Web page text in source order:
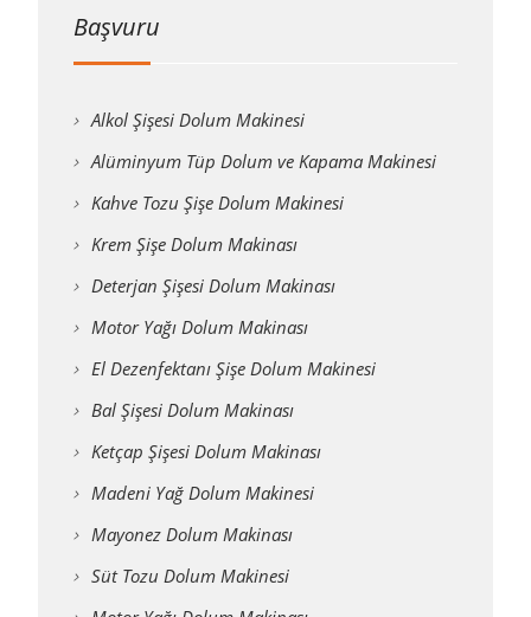
Başvuru
Alkol Şişesi Dolum Makinesi
Alüminyum Tüp Dolum ve Kapama Makinesi
Kahve Tozu Şişe Dolum Makinesi
Krem Şişe Dolum Makinası
Deterjan Şişesi Dolum Makinası
Motor Yağı Dolum Makinası
El Dezenfektanı Şişe Dolum Makinesi
Bal Şişesi Dolum Makinası
Ketçap Şişesi Dolum Makinası
Madeni Yağ Dolum Makinesi
Mayonez Dolum Makinası
Süt Tozu Dolum Makinesi